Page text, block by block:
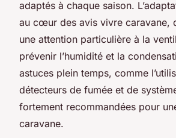
adaptés à chaque saison.
au cœur des avis vivre caravane,
une attention particulière à la
prévenir l’humidité et la
astuces plein temps, comme
détecteurs de fumée et de
fortement recommandées pour
caravane.